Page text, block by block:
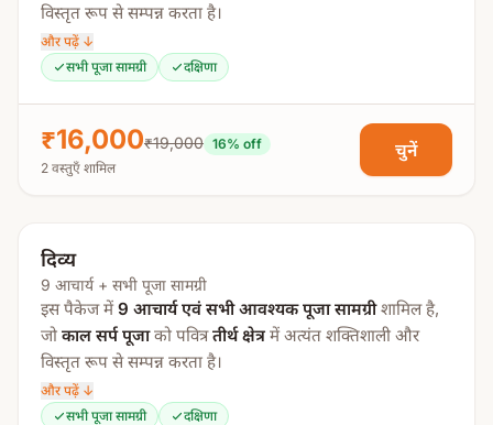
नव नाग पूजन
राहु काल सर्प पूजा
तांत्रिक राहु ग्रह मंत्र जाप (18,000)
रुद्र पूजा
विशेष निर्देश:
पूजा के दौराननए वस्त्र पहनना अनिवार्य है।
पूजा के बाद इन वस्त्रों कोमंदिर में ही छोड़ना होता है।
यह नियम पुरुष और महिलाओं दोनों पर लागू होता है
कृपया पूजा में आने से पहले नए वस्त्र साथ लेकर आएं और वही
विस्तृत रूप से सम्पन्न करता है।
इस विशेष अनुष्ठान मेंतंत्रोक्त राहु एवं केतु ग्रह मंत्र जाप (18,000)
शामिल है, जो काल सर्प दोष के प्रभाव को कम करने में अत्यंत
सहायक माना जाता है।
पूजा प्रक्रिया:
मातृका पूजा
आचार्य वरण
प्रधान मंडल पूजा
प्राण प्रतिष्ठा
नव नाग पूजन
और पढ़ें ↓
सभी पूजा सामग्री
दक्षिणा
₹16,000₹19,000 16% off
2 वस्तुएँ शामिल
चुनें
दिव्य
9 आचार्य + सभी पूजा सामग्री
इस पैकेज में9 आचार्य एवं सभी आवश्यक पूजा सामग्रीशामिल है,
जो काल सर्प पूजाको पवित्रतीर्थ क्षेत्र में अत्यंत शक्तिशाली और
विस्तृत रूप से सम्पन्न करता है।
इस विशेष अनुष्ठान मेंतंत्रोक्त राहु एवं केतु ग्रह मंत्र जाप (18,000)
और पढ़ें ↓
सभी पूजा सामग्री
दक्षिणा